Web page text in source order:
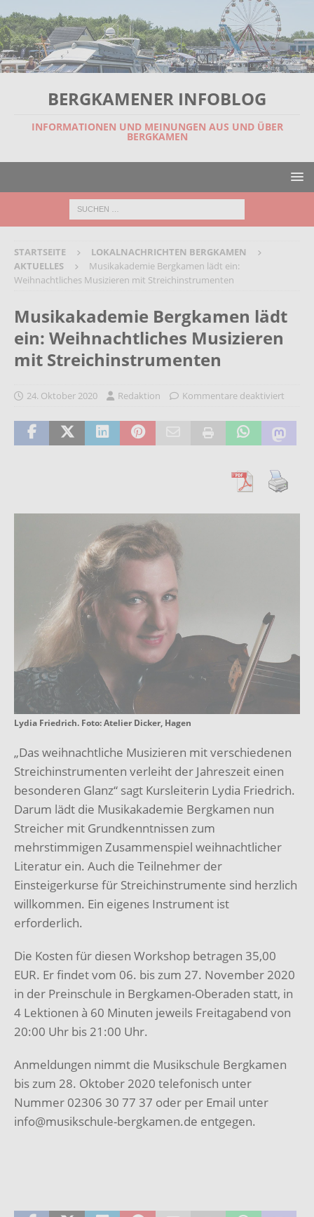
BERGKAMENER INFOBLOG
INFORMATIONEN UND MEINUNGEN AUS UND ÜBER
BERGKAMEN
STARTSEITE
LOKALNACHRICHTEN BERGKAMEN
AKTUELLES
Musikakademie Bergkamen lädt ein:
Weihnachtliches Musizieren mit Streichinstrumenten
Musikakademie Bergkamen lädt
ein: Weihnachtliches Musizieren
mit Streichinstrumenten
24. Oktober 2020 Redaktion Kommentare deaktiviert
Lydia Friedrich. Foto: Atelier Dicker, Hagen
„Das weihnachtliche Musizieren mit verschiedenen
Streichinstrumenten verleiht der Jahreszeit einen
besonderen Glanz“ sagt Kursleiterin Lydia Friedrich.
Darum lädt die Musikakademie Bergkamen nun
Streicher mit Grundkenntnissen zum
mehrstimmigen Zusammenspiel weihnachtlicher
Literatur ein. Auch die Teilnehmer der
Einsteigerkurse für Streichinstrumente sind herzlich
willkommen. Ein eigenes Instrument ist
erforderlich.
Die Kosten für diesen Workshop betragen 35,00
EUR. Er findet vom 06. bis zum 27. November 2020
in der Preinschule in Bergkamen-Oberaden statt, in
4 Lektionen à 60 Minuten jeweils Freitagabend von
20:00 Uhr bis 21:00 Uhr.
Anmeldungen nimmt die Musikschule Bergkamen
bis zum 28. Oktober 2020 telefonisch unter
Nummer 02306 30 77 37 oder per Email unter
info@musikschule-bergkamen.de entgegen.